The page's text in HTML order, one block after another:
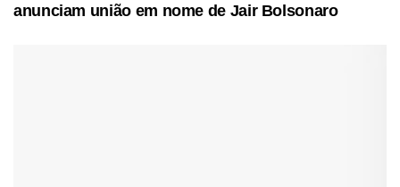
anunciam união em nome de Jair Bolsonaro